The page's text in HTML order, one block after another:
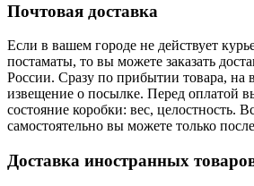
Почтовая доставка
Если в вашем городе не действует
постаматы, то вы можете заказать
России. Сразу по прибытии товара, на
извещение о посылке. Перед оплатой
состояние коробки: вес, целостность.
самостоятельно вы можете только
Доставка иностранных